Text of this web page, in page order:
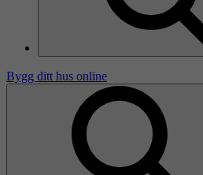
Bygg ditt hus online